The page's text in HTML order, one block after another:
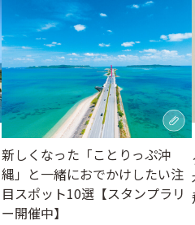
新しくなった「ことりっぷ沖
縄」と一緒におでかけしたい注
目スポット10選【スタンプラリ
ー開催中】